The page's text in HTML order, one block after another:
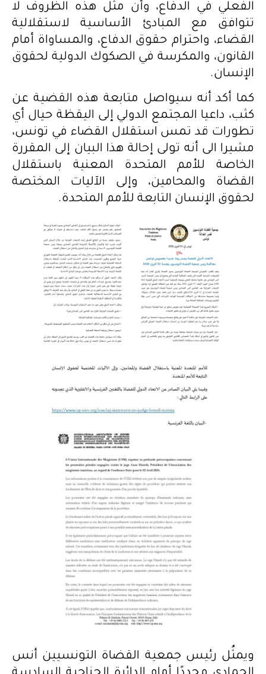
الفعلي في الدفاع، وأن مثل هذه الظروف لا
تتوافق مع المبادئ الأساسية لاستقلالية
القضاء، واحترام حقوق الدفاع، والمساواة أمام
القانون، والمكرسة في الصكوك الدولية لحقوق
الإنسان.
كما أكد أنه سيواصل متابعة هذه القضية عن
كثب، داعيا المجتمع الدولي إلى اليقظة حيال أي
تطورات قد تمس استقلال القضاء في تونس،
مشيرا الى أنه تولى إحالة هذا البيان إلى المقررة
الخاصة للأمم المتحدة المعنية باستقلال
القضاة والمحامين، وإلى الآليات المختصة
لحقوق الإنسان التابعة للأمم المتحدة.
ويمثُل رئيس جمعية القضاة التونسيين أنس